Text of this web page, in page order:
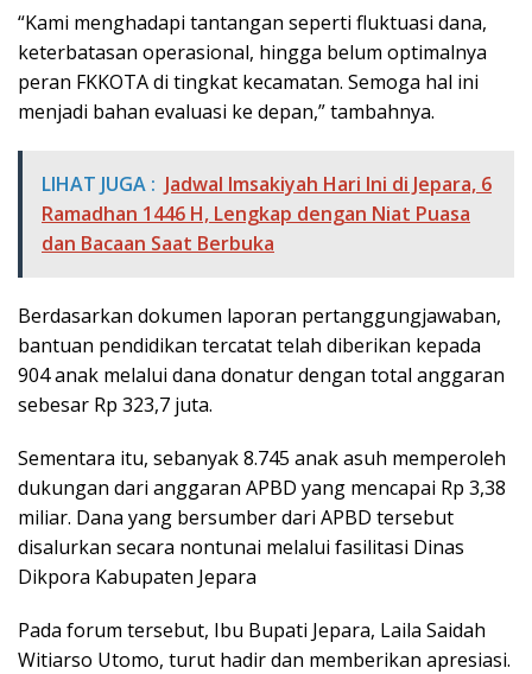
“Kami menghadapi tantangan seperti fluktuasi dana,
keterbatasan operasional, hingga belum optimalnya
peran FKKOTA di tingkat kecamatan. Semoga hal ini
menjadi bahan evaluasi ke depan,” tambahnya.
LIHAT JUGA : Jadwal Imsakiyah Hari Ini di Jepara, 6
Ramadhan 1446 H, Lengkap dengan Niat Puasa
dan Bacaan Saat Berbuka
Berdasarkan dokumen laporan pertanggungjawaban,
bantuan pendidikan tercatat telah diberikan kepada
904 anak melalui dana donatur dengan total anggaran
sebesar Rp 323,7 juta.
Sementara itu, sebanyak 8.745 anak asuh memperoleh
dukungan dari anggaran APBD yang mencapai Rp 3,38
miliar. Dana yang bersumber dari APBD tersebut
disalurkan secara nontunai melalui fasilitasi Dinas
Dikpora Kabupaten Jepara
Pada forum tersebut, Ibu Bupati Jepara, Laila Saidah
Witiarso Utomo, turut hadir dan memberikan apresiasi.